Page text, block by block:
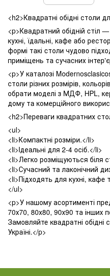
<h2>Квадратні обідні столи
<p>Квадратний обідній стіл
кухні, їдальні, кафе або
формі такі столи чудово
приміщень та сучасних
<p>У каталозі
столи різних розмірів,
обрати моделі з МДФ, HPL,
дому та комерційного
<h2>Переваги квадратних
<ul>
<li>Компактні розміри.</li>
<li>Ідеальні для 2-4 осіб.</li>
<li>Легко розміщуються біля
<li>Сучасний та лаконічний
<li>Підходять для кухні, кафе
</ul>
<p>У нашому асортименті
70х70, 80х80, 90х90 та інших
Замовляйте квадратні обідні
Україні.</p>